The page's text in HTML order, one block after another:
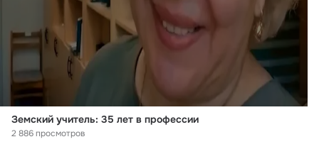
Земский учитель: 35 лет в профессии
2 886 просмотров